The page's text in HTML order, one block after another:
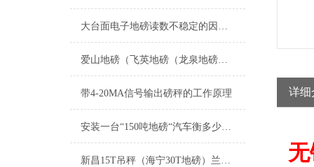
大台面电子地磅读数不稳定的因素及由来是什么
爱山地磅（飞英地磅（龙泉地磅（凤凰地磅）康山地磅）仁皇山地磅维修
带4-20MA信号输出磅秤的工作原理
安装一台“150吨地磅“汽车衡多少钱？
新昌15T吊秤（海宁30T地磅）兰溪150吨汽车衡）堡镇手扶轮椅秤维修
详细